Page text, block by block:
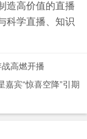
造高价值的直播
科学直播、知识
高燃开播
宾“惊喜空降”引期